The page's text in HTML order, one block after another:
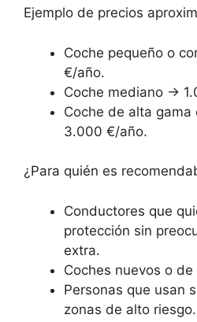
Ejemplo de precios
Coche pequeño o
€/año.
Coche mediano →
Coche de alta
3.000 €/año.
¿Para quién es
Conductores que
protección sin
extra.
Coches nuevos o de
Personas que usan
zonas de alto riesgo.